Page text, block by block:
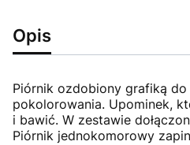
Opis
Piórnik ozdobiony grafiką do
pokolorowania. Upominek,
i bawić. W zestawie
Piórnik jednokomorowy